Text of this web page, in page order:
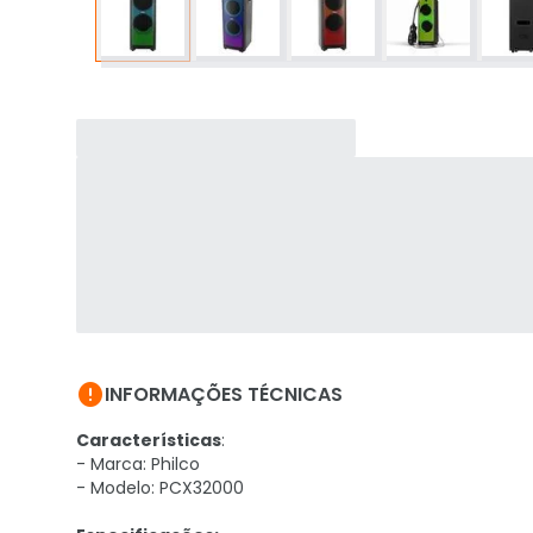
INFORMAÇÕES TÉCNICAS
Características:
- Marca: Philco
- Modelo: PCX32000